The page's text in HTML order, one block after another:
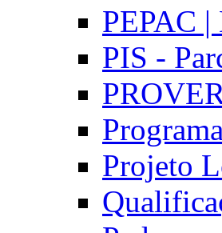
PEPAC
PIS -
Projeto